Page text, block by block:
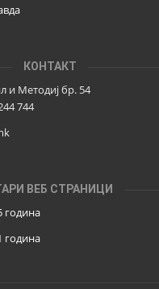
КОНТАКТ
и Методиј бр. 54
744
ВЕБ СТРАНИЦИ
година
година